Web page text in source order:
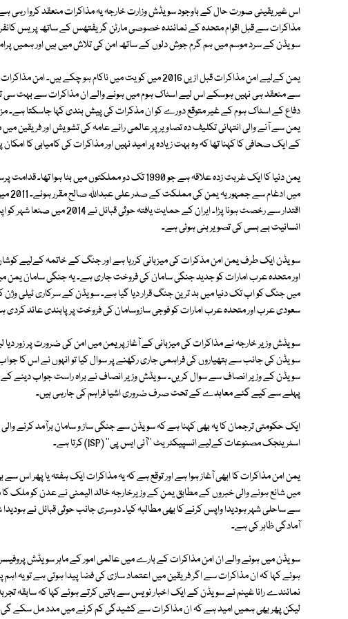
اس غیریقینی صورت حال کے باوجود سویڈش وزارت خارجہ یہ مذاکرات منعقد کروا رہی
مذاکرات سے قبل اقوام متحدہ کے نمائندہ خصوصی مارٹن گریفتھس کے ساتھ پریس
سویڈن کے سرد موسم میں ہم گرم جوش دلوں کے ساتھ امن کی تلاش میں ہیں اور ہمیں
یمن کےلیے امن مذاکرات قبل ازیں 2016 میں کویت میں ناکام
سے منعقد ہی نہیں ہوسکے اس لیے اسٹاک ہوم میں ہونے والے ان مذاکرات سے بہت سی
دفاع کے اسٹاک ہوم کے غیر متوقع دورے کو ان مذکرات کی پیش بندی کہا جاسکتا ہے۔
یمن سے آنے والی انتہائی تکلیف دہ تصاویر پر عالمی رائے عامہ کی تشویش اور فریقین
کے ایک صحافی کا کہنا تھا کہ وہ بہت زیادہ پر امید نہیں اور مذاکرات کی کامیابی کا
یمن دنیا کا ایک غربت زدہ علاقہ ہے جو 1990 تک دو
میں
اقتدار سے رخصت ہونا پڑا۔ ایران
انسانیت بے بسی کی تصویر بنی ہوئی ہے۔
سویڈن ایک طرف یمن امن مذکرات کی میزبانی کررہا ہے اور جنگ کے خاتمہ کےلیے
اور متحدہ عرب امارات کو جدید جنگی سامان کی فروخت جاری ہے۔ یہ جنگی سامان یمن
میں جنگ کو اب تک دنیا میں بد ترین جنگ قرار دیا گیا ہے۔ سویڈن کے سرکاری ٹیلی وژن
سعودی عرب اور متحدہ عرب امارات کو فوجی سازوسامان کی فروخت پر پابندی عائد
سویڈش وزیر خارجہ نے مذاکرات کی میزبانی کے آغاز پر یمن میں امن کی ضرورت پر
سویڈن کی جانب سے ہتھیاروں کی فراہمی جاری رکھنے پر سوال کیا تو انہوں نے اس کا
سویڈن کے وزیر انصاف سے سوال کریں۔ سویڈش وزیر انصاف نے براہ راست جواب دینے کے
پہلے سے کیے گئے معاہدے کے تحت صرف ضروری اشیا فراہم کی جارہی ہیں۔
ایک حکومتی ترجمان کا یہ بھی کہنا ہے کہ سویڈن سے جنگی ساز و سامان برآمد کرنے
اسٹریٹجک مصنوعات کےلیے انسپیکٹریٹ ''آئی ایس پی'' (ISP) کرتا ہے۔
یمن امن مذاکرات کا ابھی آغاز ہوا ہے اور توقع ہے کہ یہ مذاکرات ایک ہفتہ یا پھر
میں شائع ہونے والی خبروں کے مطابق یمن کے وزیرخارجہ خالد الیمنی نے عدن کو ملک کا
سے ساحلی شہر ہودیدا واپس کرنے کا بھی مطالبہ کیا۔ دوسری جانب حوثی قبائل نے ہودیدا
آمادگی ظاہر کی ہے۔
سویڈن میں ہونے والے ان امن مذاکرات کے بارے میں عالمی امور کے ماہر سویڈش
ہوئے کہا کہ ان مذاکرات سے اگر فریقین میں اعتماد سازی کی فضا پیدا ہوتی ہے تو
نمائندے رانا غینم نے سویڈن کے ایک اخبار نویس سے باتیں کرتے ہوئے کہا کہ سابقہ
لیکن پھر بھی ہمیں امید ہے کہ ان مذاکرات سے کشیدگی کم کرنے میں مدد مل سکے گی۔